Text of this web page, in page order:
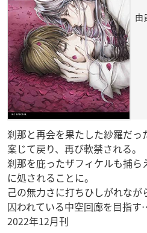
由
刹那と再会を果たした紗羅だっ
案じて戻り、再び軟禁される。
刹那を庇ったザフィケルも捕
に処されることに。
己の無力さに打ちひしがれな
囚われている中空回廊を目指
2022年12月刊